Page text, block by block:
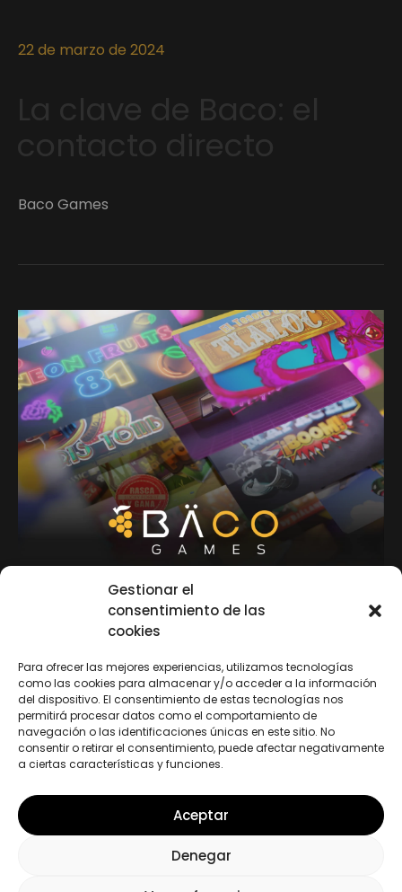
Gestionar el
consentimiento de las
cookies
Para ofrecer las mejores experiencias, utilizamos tecnologías
como las cookies para almacenar y/o acceder a la información
del dispositivo. El consentimiento de estas tecnologías nos
permitirá procesar datos como el comportamiento de
navegación o las identificaciones únicas en este sitio. No
consentir o retirar el consentimiento, puede afectar negativamente
a ciertas características y funciones.
Aceptar
Denegar
22 de marzo de 2024
Baco Games
12 de septiembre de 2023
BÄCO GAMES: el futuro
está aquí